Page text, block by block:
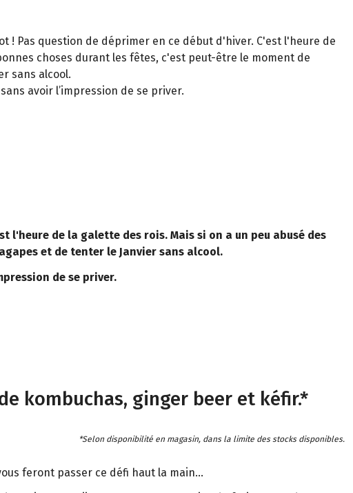
! Pas question de déprimer en ce début d'hiver. C'est l'heure de
choses durant les fêtes, c'est peut-être le moment de
sans alcool.
avoir l’impression de se priver.
l'heure de la galette des rois. Mais si on a un peu abusé des
et de tenter le Janvier sans alcool.
de se priver.
kombuchas, ginger beer et kéfir.*
*Selon disponibilité en magasin, dans la limite des stocks disponibles.
feront passer ce défi haut la main...